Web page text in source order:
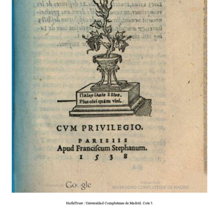
HathiTrust : Universidad Complutense de Madrid. Cote ?.